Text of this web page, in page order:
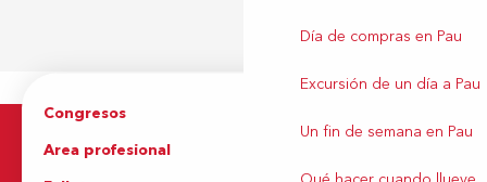
Día de compras en Pau
Excursión de un día a Pau
Un fin de semana en Pau
Congresos
Area profesional